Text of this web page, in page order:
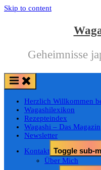
Skip to content
Geheimnisse
Herzlich Willkommen
Wagashilexikon
Rezepteindex
Wagashi – Das Magazin
Newsletter
Kontakt Toggle sub-
Über Mich